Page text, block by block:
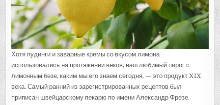
Хотя пудинги и заварные кремы со вкусом лимона
использовались на протяжении веков, наш любимый пирог с
лимонным безе, каким мы его знаем сегодня, — это продукт XIX
века. Самый ранний из зарегистрированных рецептов был
приписан швейцарскому пекарю по имени Александр Фрезе.